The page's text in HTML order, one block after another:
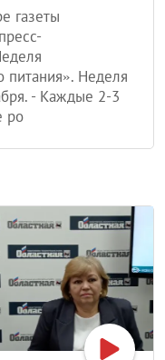
газеты
питания». Неделя
- Каждые 2-3
ро